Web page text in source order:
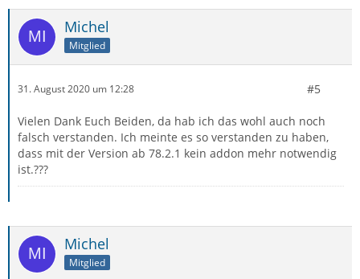
Michel
Mitglied
31. August 2020 um 12:28 #5
Vielen Dank Euch Beiden, da hab ich das wohl auch noch
falsch verstanden. Ich meinte es so verstanden zu haben,
dass mit der Version ab 78.2.1 kein addon mehr notwendig
ist.???
Michel
Mitglied